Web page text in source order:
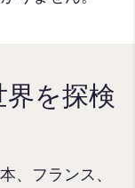
界を探検
、フランス、